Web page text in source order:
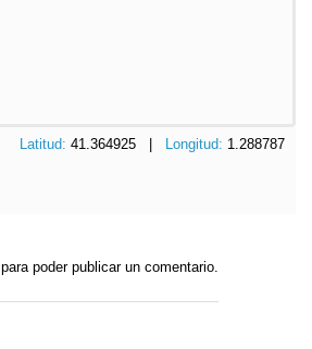
Latitud: 41.364925 | Longitud: 1.288787
para poder publicar un comentario.